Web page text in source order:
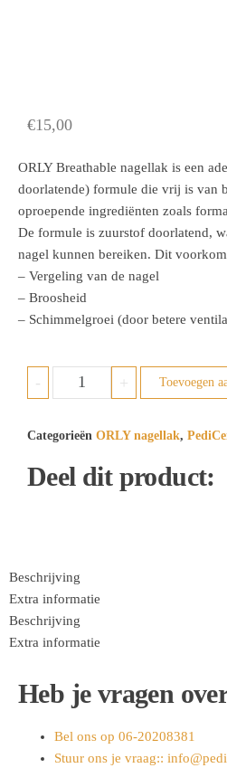
€15,00
ORLY Breathable nagellak is een
doorlatende) formule die vrij is van
oproepende ingrediënten zoals
De formule is zuurstof doorlatend,
nagel kunnen bereiken. Dit
– Vergeling van de nagel
– Broosheid
– Schimmelgroei (door betere
- + Toevoegen
Categorieën ORLY nagellak,
Deel dit product:
Beschrijving
Extra informatie
Beschrijving
Extra informatie
Heb je vragen
Bel ons op 06-20208381
Stuur ons je vraag::